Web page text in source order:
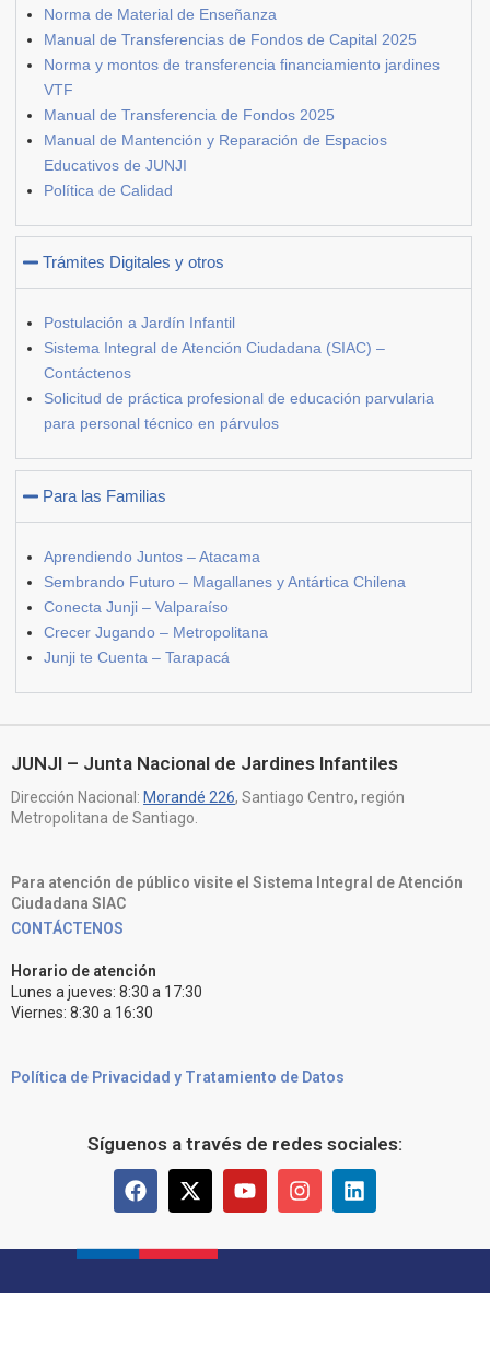
Norma de Material de Enseñanza
Manual de Transferencias de Fondos de Capital 2025
Norma y montos de transferencia financiamiento jardines
VTF
Manual de Transferencia de Fondos 2025
Manual de Mantención y Reparación de Espacios
Educativos de JUNJI
Política de Calidad
Trámites Digitales y otros
Postulación a Jardín Infantil
Sistema Integral de Atención Ciudadana (SIAC) –
Contáctenos
Solicitud de práctica profesional de educación parvularia
para personal técnico en párvulos
Para las Familias
Aprendiendo Juntos – Atacama
Sembrando Futuro – Magallanes y Antártica Chilena
Conecta Junji – Valparaíso
Crecer Jugando – Metropolitana
Junji te Cuenta – Tarapacá
JUNJI – Junta Nacional de Jardines Infantiles
Dirección Nacional: Morandé 226, Santiago Centro, región
Metropolitana de Santiago.
Para atención de público visite el Sistema Integral de Atención
Ciudadana SIAC
CONTÁCTENOS
Horario de atención
Lunes a jueves: 8:30 a 17:30
Viernes: 8:30 a 16:30
Política de Privacidad y Tratamiento de Datos
Síguenos a través de redes sociales: